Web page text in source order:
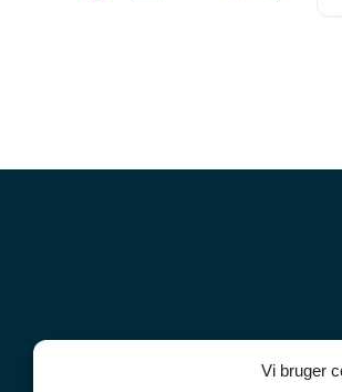
Vi bruger